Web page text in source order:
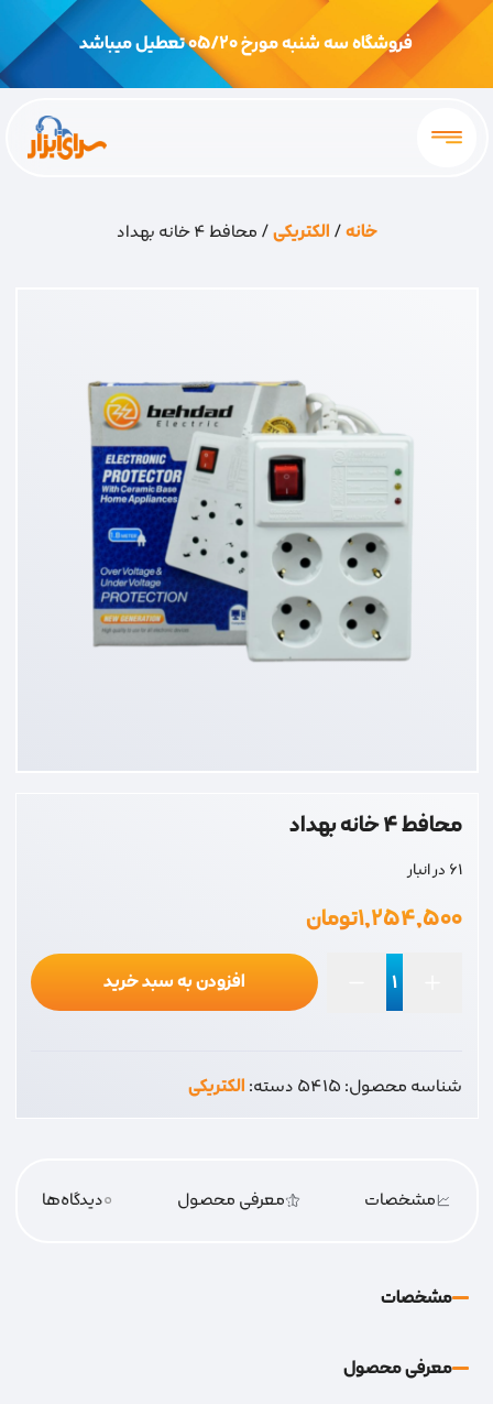
فروشگاه سه شنبه مورخ 05/20 تعطیل میباشد
خانه/الکتریکی/ محافط 4 خانه بهداد
محافط 4 خانه بهداد
61 در انبار
۱,۲۵۴,۵۰۰تومان
بهداد
افزودن به سبد خرید
شناسه محصول:5415دسته:الکتریکی
مشخصات معرفی محصول 0دیدگاه‌‌ها
مشخصات
معرفی محصول